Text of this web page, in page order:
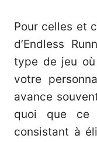
Pour celles et
d’Endless
type de jeu
votre
avance
quoi que ce
consistant à